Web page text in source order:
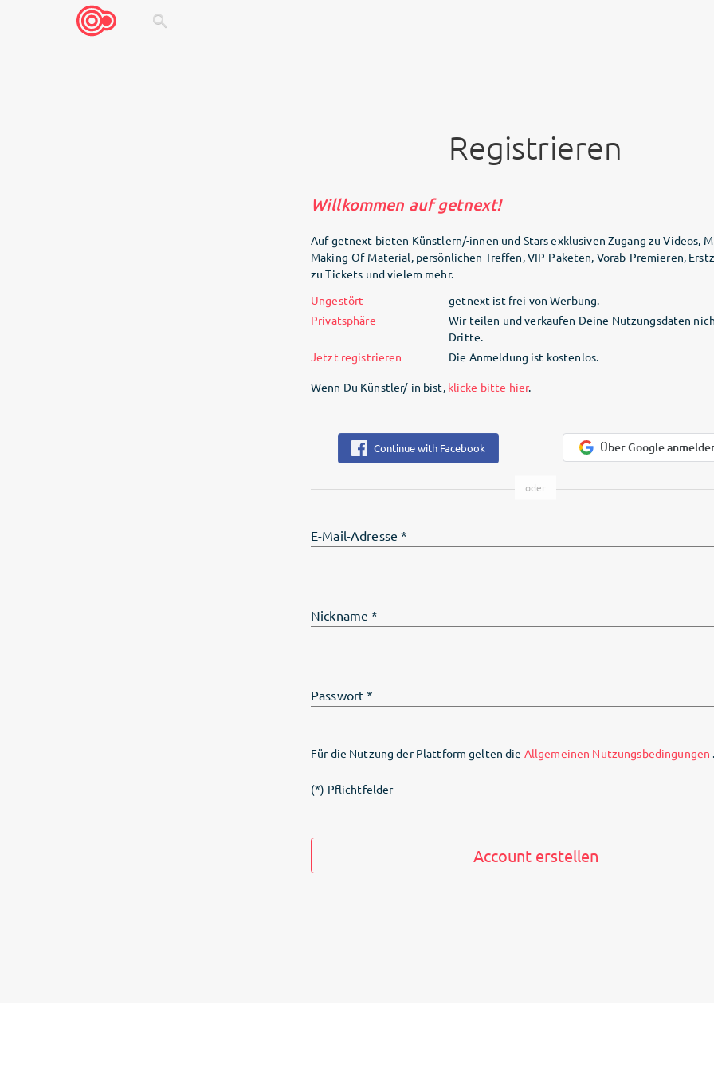
search
Registrieren
Willkommen auf getnext!
Auf getnext bieten Künstlern/-innen und Stars exklusiven Zugang zu Videos,
Making-Of-Material, persönlichen Treffen, VIP-Paketen, Vorab-Premieren,
zu Tickets und vielem mehr.
Ungestört
getnext ist frei von Werbung.
Privatsphäre
Wir teilen und verkaufen Deine Nutzungsdaten
Dritte.
Jetzt registrieren
Die Anmeldung ist kostenlos.
Wenn Du Künstler/-in bist, klicke bitte hier.
Continue with Facebook Über Google
E-Mail-Adresse *
Nickname *
Passwort *
Für die Nutzung der Plattform gelten die Allgemeinen Nutzungsbedingungen
(*) Pflichtfelder
Account erstellen